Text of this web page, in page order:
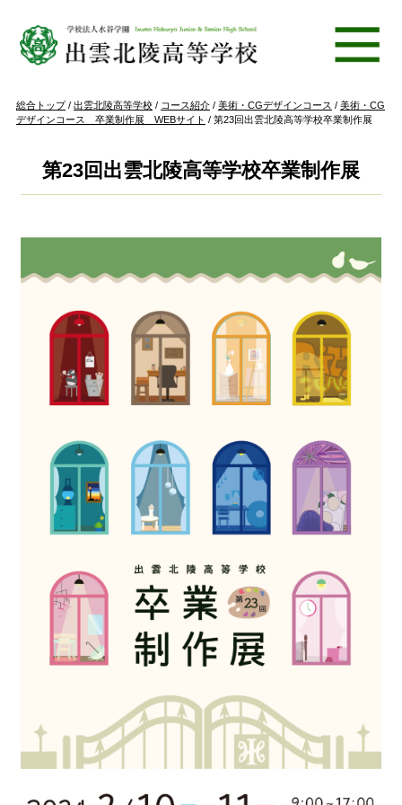
現
在
総合トップ/ 出雲北陵高等学校 / コース紹介 / 美術・CGデザインコース / 美術・CG
デザインコース 卒業制作展 WEBサイト / 第23回出雲北陵高等学校卒業制作展
第23回出雲北陵高等学校卒業制作展